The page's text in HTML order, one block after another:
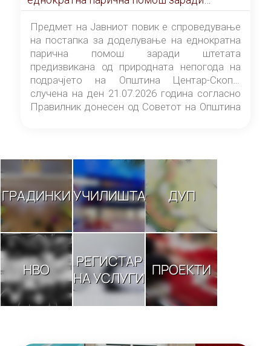
штетата предизвикана од природната
непогода на подрачјето на Општина
Центар-Скопје случена на ден 21.07.2026
година
Предмет на Јавниот повик е спроведување
на постапка за доделување на еднократна
парична помош заради штетата
предизвикана од природната непогода на
подрачјето на Општина Центар-Скопје
случена на ден 21.07.2026 година согласно
Правилник донесен од Советот на Општина
ГРАДИНКИУЧИЛИШТА ДУП
НВО
РЕГИСТАР
НА УСЛУГИ ПРОЕКТИ